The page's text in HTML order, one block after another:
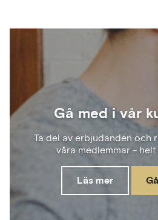
Gå med i vår
Ta del av erbjudanden och
våra medlemmar -
Läs mer